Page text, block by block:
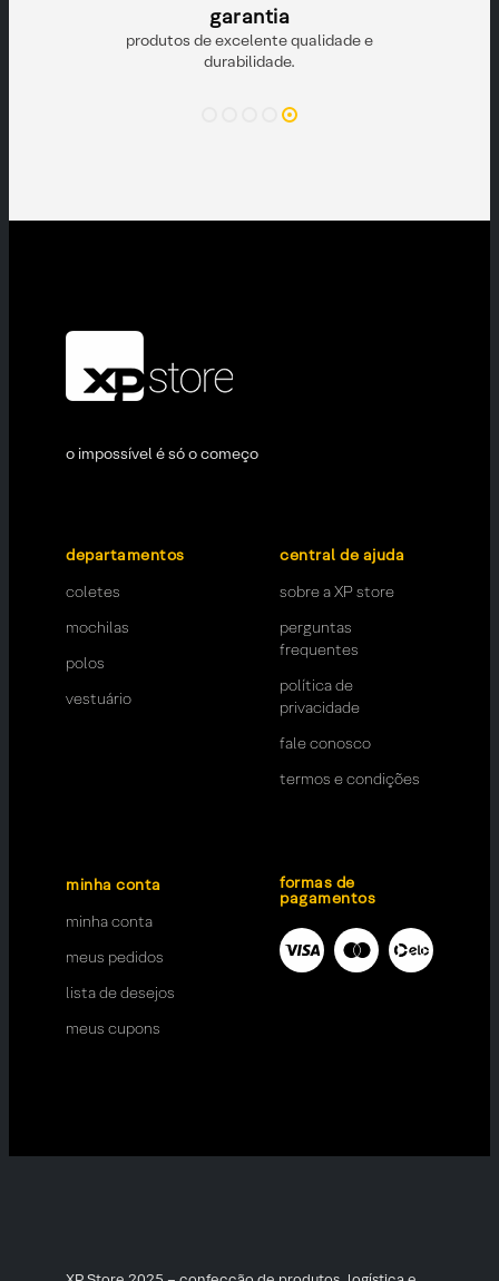
garantia
produtos de excelente qualidade e
durabilidade.
o impossível é só o começo
departamentos
coletes
mochilas
polos
vestuário
central de ajuda
sobre a XP store
perguntas
frequentes
política de
privacidade
fale conosco
termos e condições
minha conta
minha conta
meus pedidos
lista de desejos
meus cupons
formas de
pagamentos